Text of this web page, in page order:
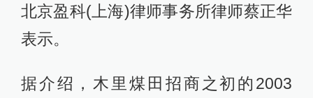
北京盈科(上海)律师事务所律师蔡正华
表示。
据介绍，木里煤田招商之初的2003